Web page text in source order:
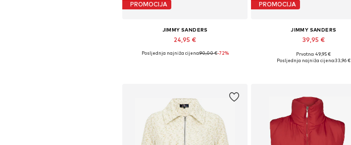
PROMOCIJA
JIMMY SANDERS
24,95 €
Dostupne veličine: S, M
Posljednja najniža cijena:90,00 €-72%
PROMOCIJA
JIMMY SANDERS
39,95 €
Dostupne veličine: 38, 40
Prvotno: 49,95 €
Posljednja najniža cijena:33,96 €